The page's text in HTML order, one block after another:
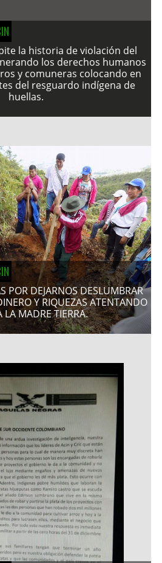
la historia de violación del
los derechos humanos
y comuneras colocando en
del resguardo indígena de
huellas.
POR DEJARNOS DESLUMBRAR
Y RIQUEZAS ATENTANDO
LA MADRE TIERRA.